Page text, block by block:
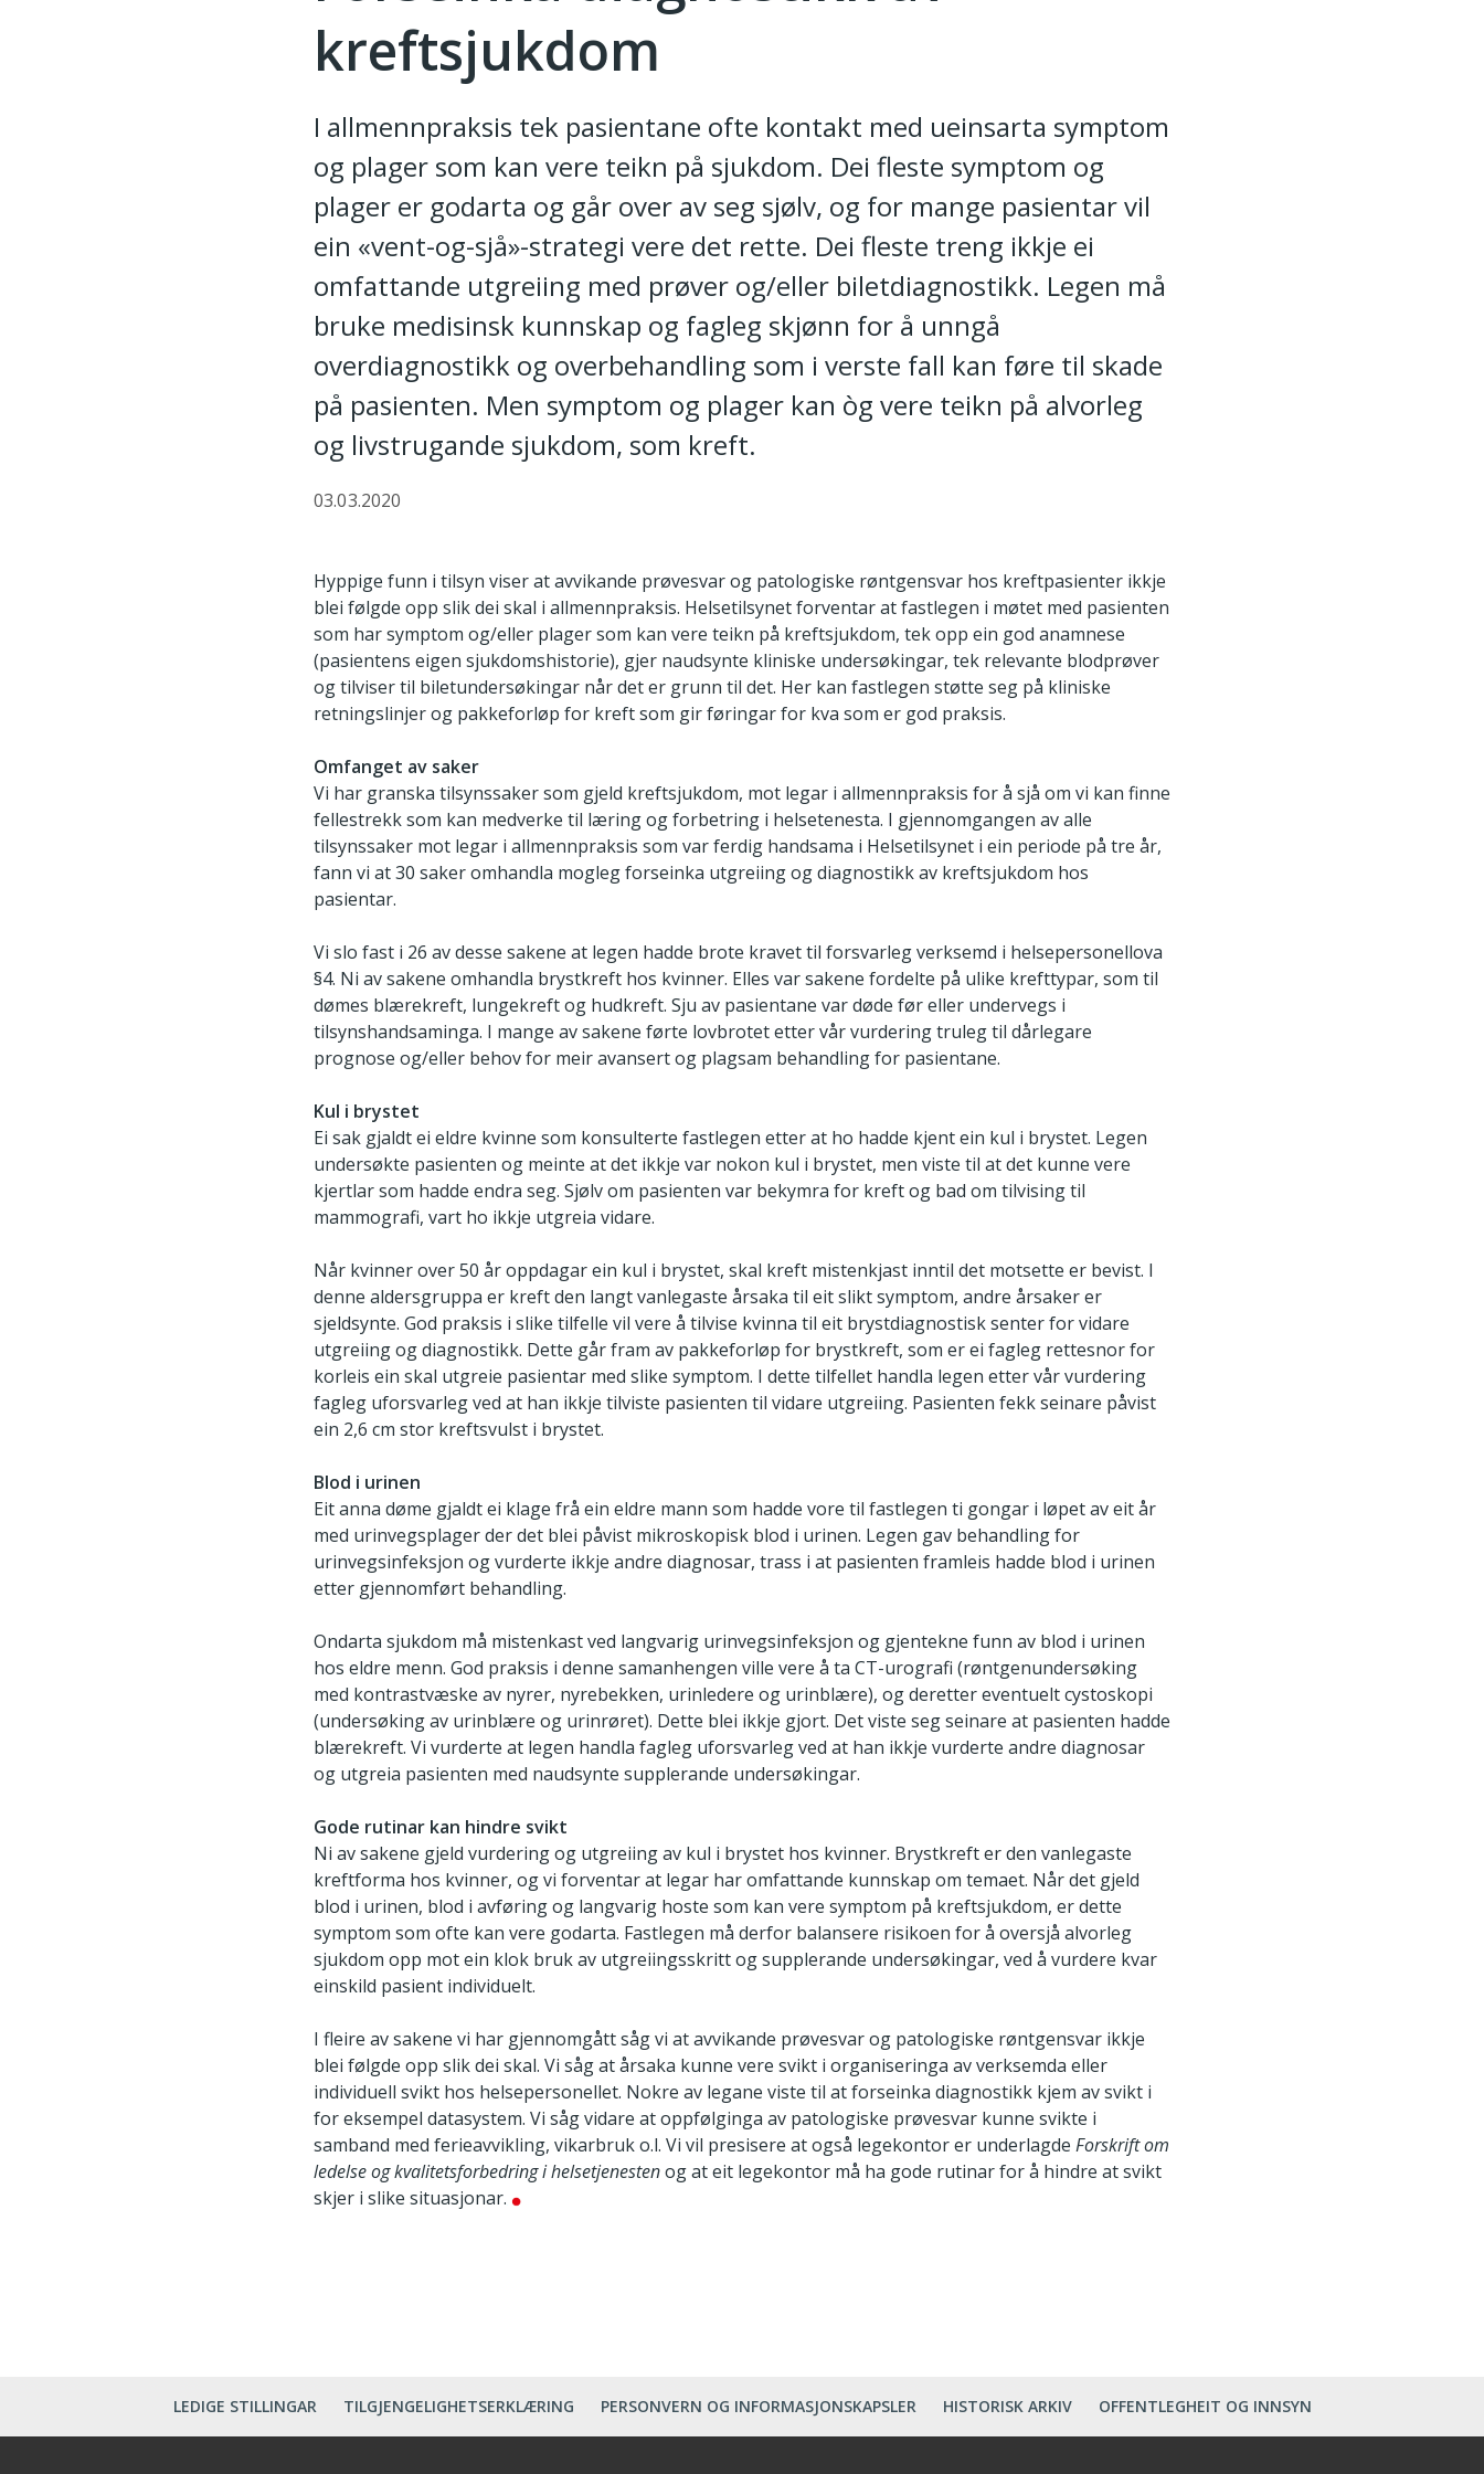
kreftsjukdom
I allmennpraksis tek pasientane ofte kontakt med ueinsarta symptom
og plager som kan vere teikn på sjukdom. Dei fleste symptom og
plager er godarta og går over av seg sjølv, og for mange pasientar vil
ein «vent-og-sjå»-strategi vere det rette. Dei fleste treng ikkje ei
omfattande utgreiing med prøver og/eller biletdiagnostikk. Legen må
bruke medisinsk kunnskap og fagleg skjønn for å unngå
overdiagnostikk og overbehandling som i verste fall kan føre til skade
på pasienten. Men symptom og plager kan òg vere teikn på alvorleg
og livstrugande sjukdom, som kreft.
03.03.2020
Hyppige funn i tilsyn viser at avvikande prøvesvar og patologiske røntgensvar hos kreftpasienter ikkje
blei følgde opp slik dei skal i allmennpraksis. Helsetilsynet forventar at fastlegen i møtet med pasienten
som har symptom og/eller plager som kan vere teikn på kreftsjukdom, tek opp ein god anamnese
(pasientens eigen sjukdomshistorie), gjer naudsynte kliniske undersøkingar, tek relevante blodprøver
og tilviser til biletundersøkingar når det er grunn til det. Her kan fastlegen støtte seg på kliniske
retningslinjer og pakkeforløp for kreft som gir føringar for kva som er god praksis.
Omfanget av saker
Vi har granska tilsynssaker som gjeld kreftsjukdom, mot legar i allmennpraksis for å sjå om vi kan finne
fellestrekk som kan medverke til læring og forbetring i helsetenesta. I gjennomgangen av alle
tilsynssaker mot legar i allmennpraksis som var ferdig handsama i Helsetilsynet i ein periode på tre år,
fann vi at 30 saker omhandla mogleg forseinka utgreiing og diagnostikk av kreftsjukdom hos
pasientar.
Vi slo fast i 26 av desse sakene at legen hadde brote kravet til forsvarleg verksemd i helsepersonellova
§4. Ni av sakene omhandla brystkreft hos kvinner. Elles var sakene fordelte på ulike krefttypar, som til
dømes blærekreft, lungekreft og hudkreft. Sju av pasientane var døde før eller undervegs i
tilsynshandsaminga. I mange av sakene førte lovbrotet etter vår vurdering truleg til dårlegare
prognose og/eller behov for meir avansert og plagsam behandling for pasientane.
Kul i brystet
Ei sak gjaldt ei eldre kvinne som konsulterte fastlegen etter at ho hadde kjent ein kul i brystet. Legen
undersøkte pasienten og meinte at det ikkje var nokon kul i brystet, men viste til at det kunne vere
kjertlar som hadde endra seg. Sjølv om pasienten var bekymra for kreft og bad om tilvising til
mammografi, vart ho ikkje utgreia vidare.
Når kvinner over 50 år oppdagar ein kul i brystet, skal kreft mistenkjast inntil det motsette er bevist. I
denne aldersgruppa er kreft den langt vanlegaste årsaka til eit slikt symptom, andre årsaker er
sjeldsynte. God praksis i slike tilfelle vil vere å tilvise kvinna til eit brystdiagnostisk senter for vidare
utgreiing og diagnostikk. Dette går fram av pakkeforløp for brystkreft, som er ei fagleg rettesnor for
korleis ein skal utgreie pasientar med slike symptom. I dette tilfellet handla legen etter vår vurdering
fagleg uforsvarleg ved at han ikkje tilviste pasienten til vidare utgreiing. Pasienten fekk seinare påvist
ein 2,6 cm stor kreftsvulst i brystet.
Blod i urinen
Eit anna døme gjaldt ei klage frå ein eldre mann som hadde vore til fastlegen ti gongar i løpet av eit år
med urinvegsplager der det blei påvist mikroskopisk blod i urinen. Legen gav behandling for
urinvegsinfeksjon og vurderte ikkje andre diagnosar, trass i at pasienten framleis hadde blod i urinen
etter gjennomført behandling.
Ondarta sjukdom må mistenkast ved langvarig urinvegsinfeksjon og gjentekne funn av blod i urinen
hos eldre menn. God praksis i denne samanhengen ville vere å ta CT-urografi (røntgenundersøking
med kontrastvæske av nyrer, nyrebekken, urinledere og urinblære), og deretter eventuelt cystoskopi
(undersøking av urinblære og urinrøret). Dette blei ikkje gjort. Det viste seg seinare at pasienten hadde
blærekreft. Vi vurderte at legen handla fagleg uforsvarleg ved at han ikkje vurderte andre diagnosar
og utgreia pasienten med naudsynte supplerande undersøkingar.
Gode rutinar kan hindre svikt
Ni av sakene gjeld vurdering og utgreiing av kul i brystet hos kvinner. Brystkreft er den vanlegaste
kreftforma hos kvinner, og vi forventar at legar har omfattande kunnskap om temaet. Når det gjeld
blod i urinen, blod i avføring og langvarig hoste som kan vere symptom på kreftsjukdom, er dette
symptom som ofte kan vere godarta. Fastlegen må derfor balansere risikoen for å oversjå alvorleg
sjukdom opp mot ein klok bruk av utgreiingsskritt og supplerande undersøkingar, ved å vurdere kvar
einskild pasient individuelt.
I fleire av sakene vi har gjennomgått såg vi at avvikande prøvesvar og patologiske røntgensvar ikkje
blei følgde opp slik dei skal. Vi såg at årsaka kunne vere svikt i organiseringa av verksemda eller
individuell svikt hos helsepersonellet. Nokre av legane viste til at forseinka diagnostikk kjem av svikt i
for eksempel datasystem. Vi såg vidare at oppfølginga av patologiske prøvesvar kunne svikte i
samband med ferieavvikling, vikarbruk o.l. Vi vil presisere at også legekontor er underlagde Forskrift om
ledelse og kvalitetsforbedring i helsetjenestenog at eit legekontor må ha gode rutinar for å hindre at svikt
skjer i slike situasjonar.
LEDIGE STILLINGAR TILGJENGELIGHETSERKLÆRING PERSONVERN OG INFORMASJONSKAPSLER HISTORISK ARKIV OFFENTLEGHEIT OG INNSYN